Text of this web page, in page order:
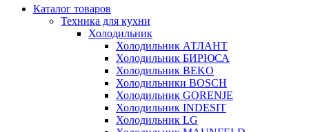
Каталог товаров
Техника для кухни
Холодильник
Холодильник АТЛАНТ
Холодильник БИРЮСА
Холодильник BEKO
Холодильники BOSCH
Холодильник GORENJE
Холодильник INDESIT
Холодильник LG